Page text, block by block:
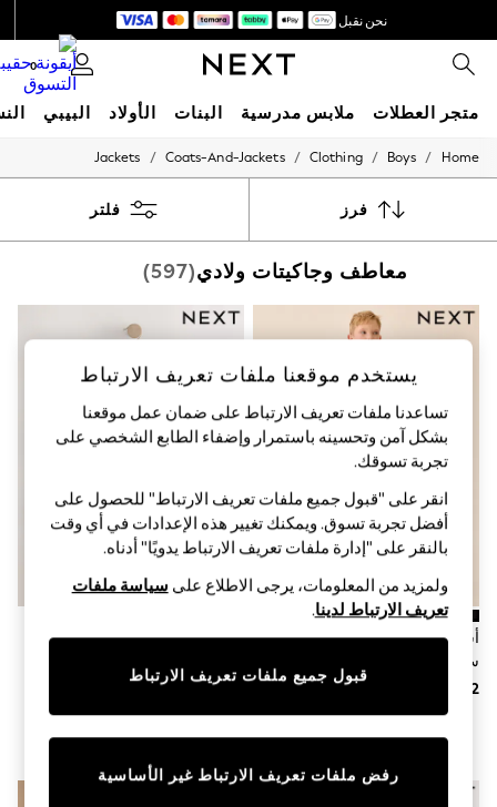
نحن نقبل
0
متجر العطلات ملابس مدرسية البنات الأولاد البيبي
HOLIDAY SHOP
Modest Holiday Outfits
Occasionwear
Girls' Holiday Shop
Girls' Travel Styles
Dresses
Sets & Outfits
Linen Collection
Swimwear & Beachwear
Sandals & Sliders
Jumpsuits & Playsuits
Shorts & Skirts
Sun Safe
Sun Hats & Caps
Sunglasses
Dresses
Occasionwear
Linen Collection
Tops & T-Shirts
Sandals
Home
/
Boys
/
Clothing
/
Coats-And-Jackets
/
Jackets
فرز فلتر
معاطف وجاكيتات ولادي(597)
أسود - نسيج متداخل - سترة بومبر
سمارت (3 - 16 سنة)
أسود - سترة Anorak مضادة للماء
يستخدم موقعنا ملفات تعريف الارتباط
تساعدنا ملفات تعريف الارتباط على ضمان عمل موقعنا
بشكل آمن وتحسينه باستمرار وإضفاء الطابع الشخصي على
تجربة تسوقك.‏
انقر على "قبول جميع ملفات تعريف الارتباط" للحصول على
أفضل تجربة تسوق. ويمكنك تغيير هذه الإعدادات في أي وقت
بالنقر على "إدارة ملفات تعريف الارتباط يدويًا" أدناه.
ولمزيد من المعلومات، يرجى الاطلاع على سياسة ملفات
تعريف الارتباط لدينا.
قبول جميع ملفات تعريف الارتباط
رفض ملفات تعريف الارتباط غير الأساسية